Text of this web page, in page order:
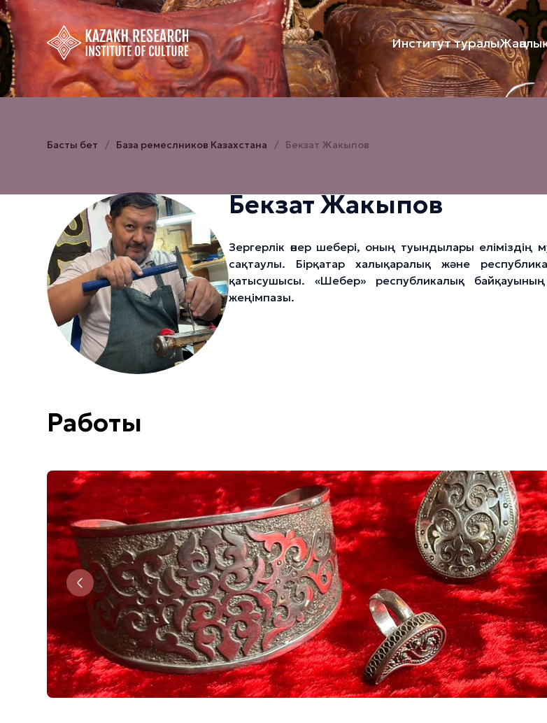
Институт туралы
Басты бет База ремеслников Казахстана Бекзат Жакыпов
Бекзат Жакыпов
Зергерлік өнер шебері, оның туындылары еліміздің
сақтаулы. Бірқатар халықаралық және
қатысушысы. «Шебер» республикалық
жеңімпазы.
Работы